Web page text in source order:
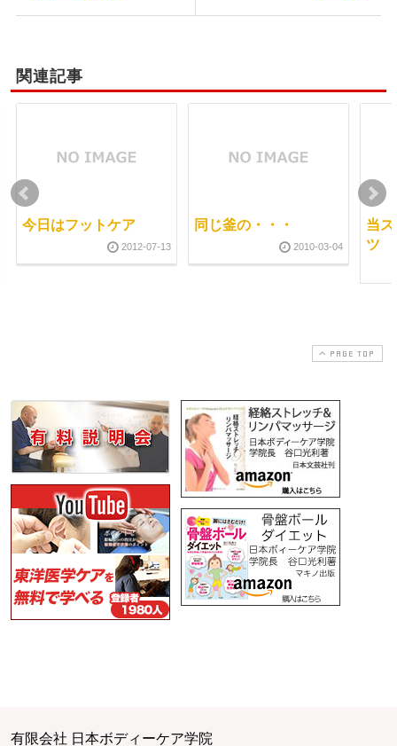
関連記事
今日はフットケア
2012-07-13
同じ釜の・・・
2010-03-04
当
ツ
PAGE TOP
有限会社 日本ボディーケア学院